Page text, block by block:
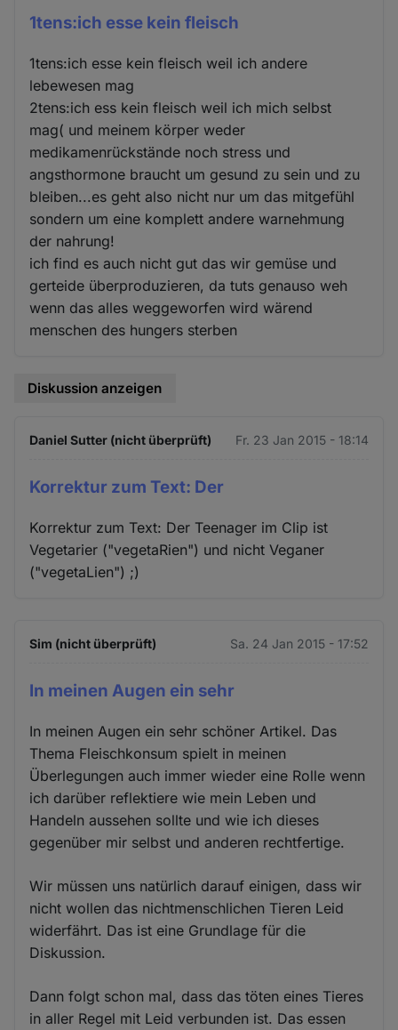
1tens:ich esse kein fleisch
1tens:ich esse kein fleisch weil ich andere
lebewesen mag
2tens:ich ess kein fleisch weil ich mich selbst
mag( und meinem körper weder
medikamenrückstände noch stress und
angsthormone braucht um gesund zu sein und zu
bleiben...es geht also nicht nur um das mitgefühl
sondern um eine komplett andere warnehmung
der nahrung!
ich find es auch nicht gut das wir gemüse und
gerteide überproduzieren, da tuts genauso weh
wenn das alles weggeworfen wird wärend
menschen des hungers sterben
Diskussion anzeigen
Daniel Sutter (nicht überprüft) Fr. 23 Jan 2015 - 18:14
Korrektur zum Text: Der
Korrektur zum Text: Der Teenager im Clip ist
Vegetarier ("vegetaRien") und nicht Veganer
("vegetaLien") ;)
Sim (nicht überprüft) Sa. 24 Jan 2015 - 17:52
In meinen Augen ein sehr
In meinen Augen ein sehr schöner Artikel. Das
Thema Fleischkonsum spielt in meinen
Überlegungen auch immer wieder eine Rolle wenn
ich darüber reflektiere wie mein Leben und
Handeln aussehen sollte und wie ich dieses
gegenüber mir selbst und anderen rechtfertige.
Wir müssen uns natürlich darauf einigen, dass wir
nicht wollen das nichtmenschlichen Tieren Leid
widerfährt. Das ist eine Grundlage für die
Diskussion.
Dann folgt schon mal, dass das töten eines Tieres
in aller Regel mit Leid verbunden ist. Das essen